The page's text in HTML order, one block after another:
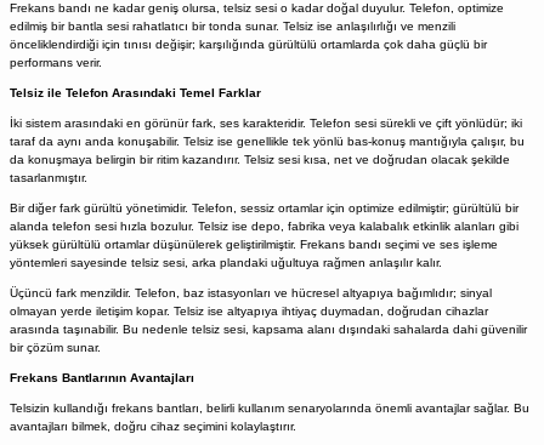
Frekans bandı ne kadar geniş olursa, telsiz sesi o kadar doğal duyulur. Telefon, optimize
edilmiş bir bantla sesi rahatlatıcı bir tonda sunar. Telsiz ise anlaşılırlığı ve menzili
önceliklendirdiği için tınısı değişir; karşılığında gürültülü ortamlarda çok daha güçlü bir
performans verir.
Telsiz ile Telefon Arasındaki Temel Farklar
İki sistem arasındaki en görünür fark, ses karakteridir. Telefon sesi sürekli ve çift yönlüdür; iki
taraf da aynı anda konuşabilir. Telsiz ise genellikle tek yönlü bas-konuş mantığıyla çalışır, bu
da konuşmaya belirgin bir ritim kazandırır. Telsiz sesi kısa, net ve doğrudan olacak şekilde
tasarlanmıştır.
Bir diğer fark gürültü yönetimidir. Telefon, sessiz ortamlar için optimize edilmiştir; gürültülü bir
alanda telefon sesi hızla bozulur. Telsiz ise depo, fabrika veya kalabalık etkinlik alanları gibi
yüksek gürültülü ortamlar düşünülerek geliştirilmiştir. Frekans bandı seçimi ve ses işleme
yöntemleri sayesinde telsiz sesi, arka plandaki uğultuya rağmen anlaşılır kalır.
Üçüncü fark menzildir. Telefon, baz istasyonları ve hücresel altyapıya bağımlıdır; sinyal
olmayan yerde iletişim kopar. Telsiz ise altyapıya ihtiyaç duymadan, doğrudan cihazlar
arasında taşınabilir. Bu nedenle telsiz sesi, kapsama alanı dışındaki sahalarda dahi güvenilir
bir çözüm sunar.
Frekans Bantlarının Avantajları
Telsizin kullandığı frekans bantları, belirli kullanım senaryolarında önemli avantajlar sağlar. Bu
avantajları bilmek, doğru cihaz seçimini kolaylaştırır.